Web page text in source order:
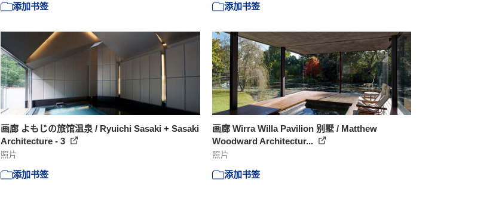
添加书签 添加书签
画廊 よもじの旅馆温泉 / Ryuichi Sasaki + Sasaki
Architecture - 3
照片
添加书签
画廊 Wirra Willa Pavilion 别墅 / Matthew
Woodward Architectur...
照片
添加书签